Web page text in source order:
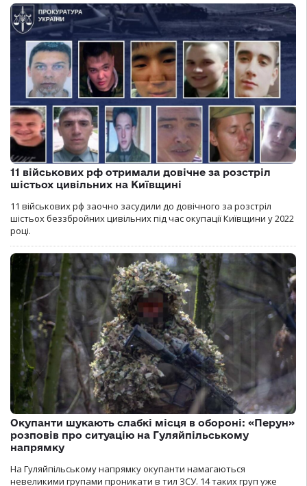
11 військових рф отримали довічне за розстріл
шістьох цивільних на Київщині
11 військових рф заочно засудили до довічного за розстріл
шістьох беззбройних цивільних під час окупації Київщини у 2022
році.
Окупанти шукають слабкі місця в обороні: «Перун»
розповів про ситуацію на Гуляйпільському
напрямку
На Гуляйпільському напрямку окупанти намагаються
невеликими групами проникати в тил ЗСУ. 14 таких груп уже